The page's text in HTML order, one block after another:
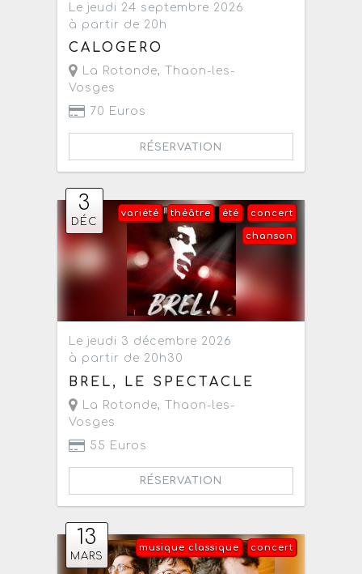
Le jeudi 24 septembre 2026
à partir de 20h
CALOGERO
La Rotonde,
Thaon-les-
Vosges
70 Euros
RÉSERVATION
3
DÉC
concert
été
théâtre
variété
chanson
Le jeudi 3 décembre 2026
à partir de 20h30
BREL, LE SPECTACLE
La Rotonde, Thaon-les-
Vosges
55 Euros
RÉSERVATION
13
MARS
concert
musique classique